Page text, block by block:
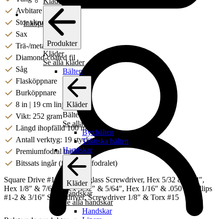
Produkter
Kläder
Se alla kläder
Bälten
Kläder
Bälten
Se alla bälten
Byxbälten
Taktiska bälten
Handskar
Kläder
Handskar
Se alla handskar
Handskar
Inköpslista
Avbitare
Stor skruvmejsel
Sax
Trä-/metallfil
Diamond-coated fil
Såg
Flasköppnare
Burköppnare
8 in | 19 cm linjal
Vikt: 252 gram
Längd ihopfälld 100 mm
Antall verktyg: 19 stycken
Premiumfodral ingår
Bitssats ingår (får plats i fodralet)
Square Drive #1 & #2, Eyeglass Screwdriver, Hex 5/32 & 9/64″,
Hex 1/8″ & 7/64″, Hex 3/32″ & 5/64″, Hex 1/16″ & .050″, Phillips
#1-2 & 3/16″ Screwdriver, Screwdriver 1/8″ & Torx #15